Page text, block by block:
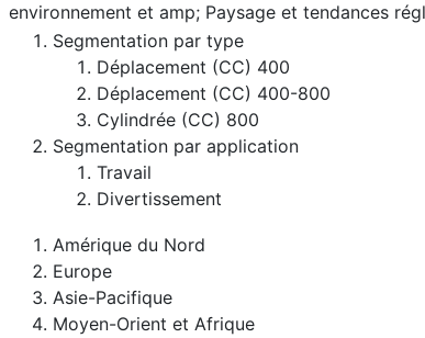
environnement et amp; Paysage et tendances
Segmentation par type
Déplacement (CC) 400
Déplacement (CC) 400-800
Cylindrée (CC) 800
Segmentation par application
Travail
Divertissement
Amérique du Nord
Europe
Asie-Pacifique
Moyen-Orient et Afrique